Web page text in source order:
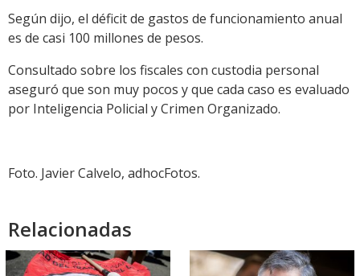
Según dijo, el déficit de gastos de funcionamiento anual
es de casi 100 millones de pesos.
Consultado sobre los fiscales con custodia personal
aseguró que son muy pocos y que cada caso es evaluado
por Inteligencia Policial y Crimen Organizado.
Foto. Javier Calvelo, adhocFotos.
Relacionadas